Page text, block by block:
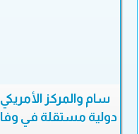
سام والمركز
دولية مستقلة في